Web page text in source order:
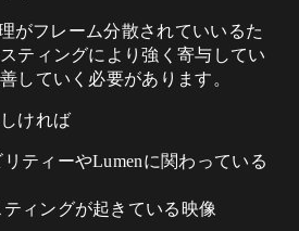
がフレーム分散されていいるた
ティングにより強く寄与してい
していく必要があります。
ければ
ティーやLumenに関わっている
ィングが起きている映像